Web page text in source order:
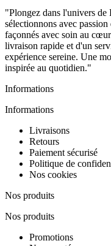
"Plongez dans l'univers
sélectionnons avec passion
façonnés avec soin au
livraison rapide et d'un
expérience sereine. Une
inspirée au quotidien."
Informations
Informations
Livraisons
Retours
Paiement sécurisé
Politique de
Nos cookies
Nos produits
Nos produits
Promotions